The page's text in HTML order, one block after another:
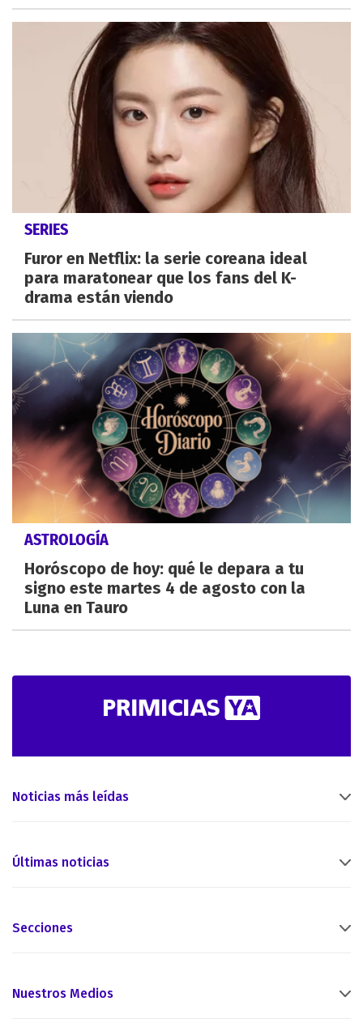
SERIES
Furor en Netflix: la serie coreana ideal
para maratonear que los fans del K-
drama están viendo
ASTROLOGÍA
Horóscopo de hoy: qué le depara a tu
signo este martes 4 de agosto con la
Luna en Tauro
Noticias más leídas
Últimas noticias
Secciones
Nuestros Medios